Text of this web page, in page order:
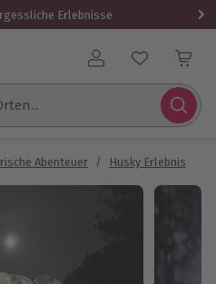
Erlebnisse
Benutzerkonto
Abenteuer / Husky Erlebnis